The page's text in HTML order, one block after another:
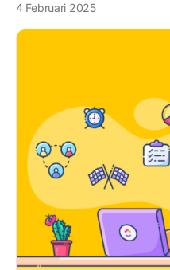
4 Februari 2025